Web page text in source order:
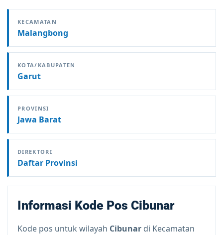
KECAMATAN
Malangbong
KOTA/KABUPATEN
Garut
PROVINSI
Jawa Barat
DIREKTORI
Daftar Provinsi
Informasi Kode Pos Cibunar
Kode pos untuk wilayah Cibunar di Kecamatan